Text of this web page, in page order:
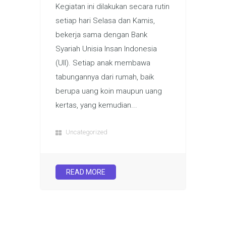
Kegiatan ini dilakukan secara rutin
setiap hari Selasa dan Kamis,
bekerja sama dengan Bank
Syariah Unisia Insan Indonesia
(UII). Setiap anak membawa
tabungannya dari rumah, baik
berupa uang koin maupun uang
kertas, yang kemudian...
Uncategorized
READ MORE